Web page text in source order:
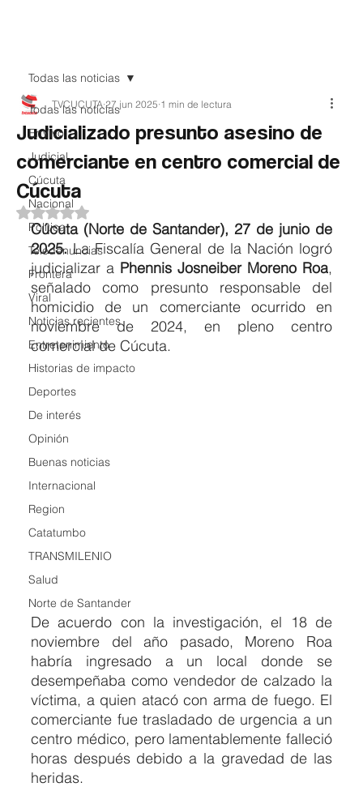
Todas las noticias
EnVivo
Judicial
Cúcuta
Nacional
Política
Teledenuncias
Frontera
Viral
Noticias recientes
Entretenimiento
Historias de impacto
Deportes
De interés
Opinión
Buenas noticias
Internacional
Region
Catatumbo
TRANSMILENIO
Salud
Norte de Santander
Todas las noticias
Judicializado presunto asesino de
comerciante en centro comercial de
Cúcuta
TVCUCUTA 27 jun 2025 1 min de lectura
Obtuvo NaN de 5 estrellas.
Cúcuta (Norte de Santander), 27 de junio de
2025. La Fiscalía General de la Nación logró
judicializar a Phennis Josneiber Moreno Roa,
señalado como presunto responsable del
homicidio de un comerciante ocurrido en
noviembre de 2024, en pleno centro
comercial de Cúcuta.
De acuerdo con la investigación, el 18 de
noviembre del año pasado, Moreno Roa
habría ingresado a un local donde se
desempeñaba como vendedor de calzado la
víctima, a quien atacó con arma de fuego. El
comerciante fue trasladado de urgencia a un
centro médico, pero lamentablemente falleció
horas después debido a la gravedad de las
heridas.